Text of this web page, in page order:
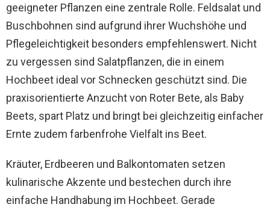
geeigneter Pflanzen eine zentrale Rolle. Feldsalat und
Buschbohnen sind aufgrund ihrer Wuchshöhe und
Pflegeleichtigkeit besonders empfehlenswert. Nicht
zu vergessen sind Salatpflanzen, die in einem
Hochbeet ideal vor Schnecken geschützt sind. Die
praxisorientierte Anzucht von Roter Bete, als Baby
Beets, spart Platz und bringt bei gleichzeitig einfacher
Ernte zudem farbenfrohe Vielfalt ins Beet.
Kräuter, Erdbeeren und Balkontomaten setzen
kulinarische Akzente und bestechen durch ihre
einfache Handhabung im Hochbeet. Gerade